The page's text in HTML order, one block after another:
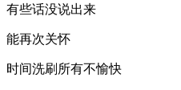
有些话没说出来
能再次关怀
时间洗刷所有不愉快